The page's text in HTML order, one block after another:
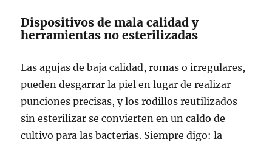
Dispositivos de mala calidad y
herramientas no esterilizadas
Las agujas de baja calidad, romas o irregulares,
pueden desgarrar la piel en lugar de realizar
punciones precisas, y los rodillos reutilizados
sin esterilizar se convierten en un caldo de
cultivo para las bacterias. Siempre digo: la